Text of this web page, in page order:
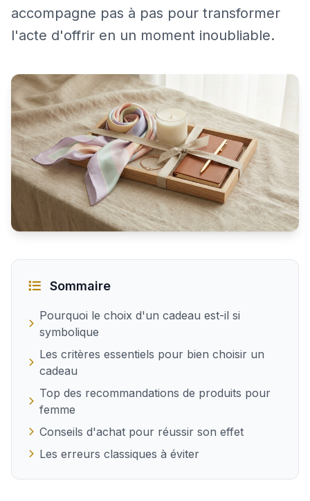
accompagne pas à pas pour transformer
l'acte d'offrir en un moment inoubliable.
Sommaire
Pourquoi le choix d'un cadeau est-il si
symbolique
Les critères essentiels pour bien choisir un
cadeau
Top des recommandations de produits pour
femme
Conseils d'achat pour réussir son effet
Les erreurs classiques à éviter